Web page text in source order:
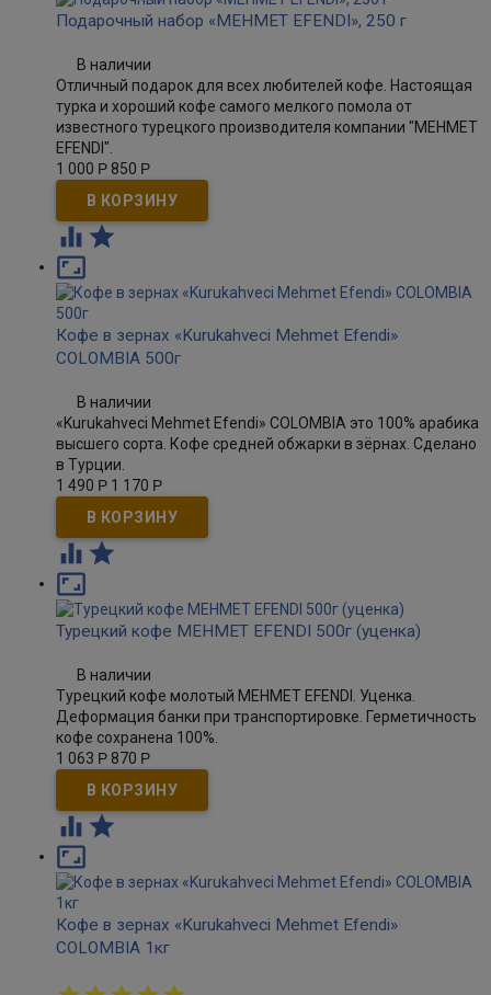
Подарочный набор «MEHMET EFENDI», 250 г
В наличии
Отличный подарок для всех любителей кофе. Настоящая
турка и хороший кофе самого мелкого помола от
известного турецкого производителя компании "MEHMET
EFENDI".
1 000 Р 850 Р
 

Кофе в зернах «Kurukahveci Mehmet Efendi»
COLOMBIA 500г
В наличии
«Kurukahveci Mehmet Efendi» COLOMBIA это 100% арабика
высшего сорта. Кофе средней обжарки в зёрнах. Сделано
в Турции.
1 490 Р 1 170 Р
 

Турецкий кофе MEHMET EFENDI 500г (уценка)
В наличии
Турецкий кофе молотый MEHMET EFENDI. Уценка.
Деформация банки при транспортировке. Герметичность
кофе сохранена 100%.
1 063 Р 870 Р
 

Кофе в зернах «Kurukahveci Mehmet Efendi»
COLOMBIA 1кг